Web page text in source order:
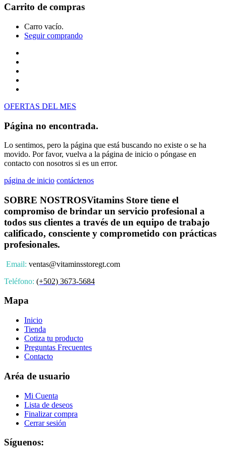
Carrito de compras
Carro vacío.
Seguir comprando
OFERTAS DEL MES
Página no encontrada.
Lo sentimos, pero la página que está buscando no existe o se ha
movido. Por favor, vuelva a la página de inicio o póngase en
contacto con nosotros si es un error.
página de inicio contáctenos
SOBRE NOSTROSVitamins Store tiene el
compromiso de brindar un servicio profesional a
todos sus clientes a través de un equipo de trabajo
calificado, consciente y comprometido con prácticas
profesionales.
Email: ventas@vitaminsstoregt.com
Teléfono: (+502) 3673-5684
Mapa
Inicio
Tienda
Cotiza tu producto
Preguntas Frecuentes
Contacto
Aréa de usuario
Mi Cuenta
Lista de deseos
Finalizar compra
Cerrar sesión
Síguenos: